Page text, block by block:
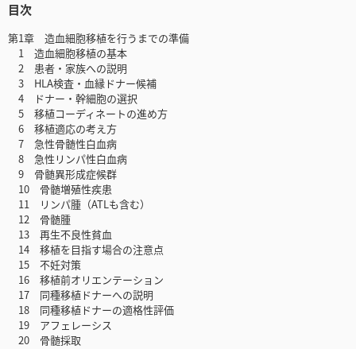
目次
第1章 造血細胞移植を行うまでの準備
1 造血細胞移植の基本
2 患者・家族への説明
3 HLA検査・血縁ドナー候補
4 ドナー・幹細胞の選択
5 移植コーディネートの進め方
6 移植適応の考え方
7 急性骨髄性白血病
8 急性リンパ性白血病
9 骨髄異形成症候群
10 骨髄増殖性疾患
11 リンパ腫（ATLも含む）
12 骨髄腫
13 再生不良性貧血
14 移植を目指す場合の注意点
15 不妊対策
16 移植前オリエンテーション
17 同種移植ドナーへの説明
18 同種移植ドナーの適格性評価
19 アフェレーシス
20 骨髄採取